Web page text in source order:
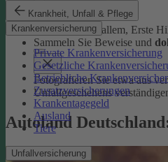
Krankheit, Unfall & Pflege
Krankenversicherung
Private Krankenversicherung
Gesetzliche
Betriebliche
Zusatzversicherungen
Krankentagegeld
Ausland
Tiere
Unfallversicherung
Dazu zählt vor allem, Erste
Sammeln Sie Beweise und
Fotografieren Sie etwa aus
Unfallgeschehens
Autoland